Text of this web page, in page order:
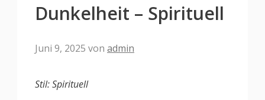
Dunkelheit – Spirituell
Juni 9, 2025 von admin
Stil: Spirituell